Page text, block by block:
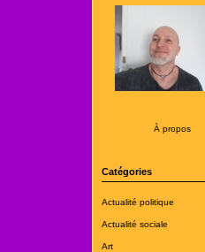
À propos
Catégories
Actualité politique
Actualité sociale
Art